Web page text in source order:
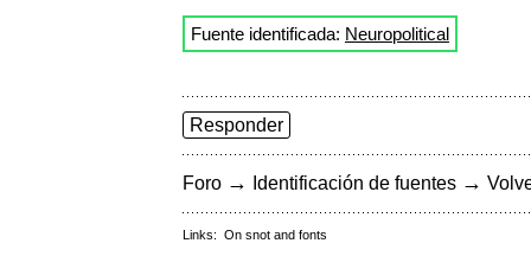
Fuente identificada: Neuropolitical
Responder
Foro → Identificación de fuentes →
Links: On snot and fonts